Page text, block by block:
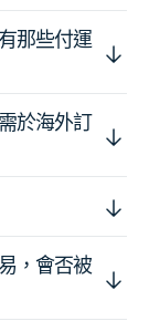
那些付運
於海外訂
，會否被